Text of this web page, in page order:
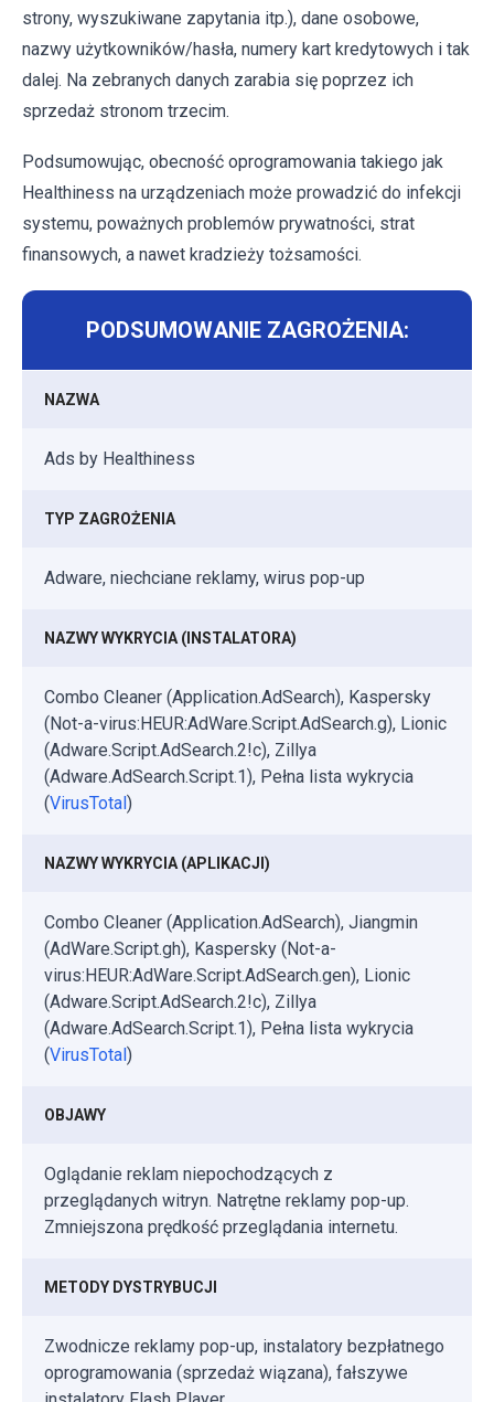
strony, wyszukiwane zapytania itp.), dane osobowe,
nazwy użytkowników/hasła, numery kart kredytowych i tak
dalej. Na zebranych danych zarabia się poprzez ich
sprzedaż stronom trzecim.
Podsumowując, obecność oprogramowania takiego jak
Healthiness na urządzeniach może prowadzić do infekcji
systemu, poważnych problemów prywatności, strat
finansowych, a nawet kradzieży tożsamości.
PODSUMOWANIE ZAGROŻENIA:
NAZWA
Ads by Healthiness
TYP ZAGROŻENIA
Adware, niechciane reklamy, wirus pop-up
NAZWY WYKRYCIA (INSTALATORA)
Combo Cleaner (Application.AdSearch), Kaspersky
(Not-a-virus:HEUR:AdWare.Script.AdSearch.g), Lionic
(Adware.Script.AdSearch.2!c), Zillya
(Adware.AdSearch.Script.1), Pełna lista wykrycia
(VirusTotal)
NAZWY WYKRYCIA (APLIKACJI)
Combo Cleaner (Application.AdSearch), Jiangmin
(AdWare.Script.gh), Kaspersky (Not-a-
virus:HEUR:AdWare.Script.AdSearch.gen), Lionic
(Adware.Script.AdSearch.2!c), Zillya
(Adware.AdSearch.Script.1), Pełna lista wykrycia
(VirusTotal)
OBJAWY
Oglądanie reklam niepochodzących z
przeglądanych witryn. Natrętne reklamy pop-up.
Zmniejszona prędkość przeglądania internetu.
METODY DYSTRYBUCJI
Zwodnicze reklamy pop-up, instalatory bezpłatnego
oprogramowania (sprzedaż wiązana), fałszywe